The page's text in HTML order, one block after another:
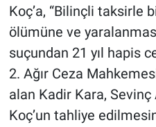
Koç’a, “Bilinçli taksirle
ölümüne ve
suçundan 21 yıl hapis
2. Ağır Ceza
alan Kadir Kara,
Koç’un tahliye